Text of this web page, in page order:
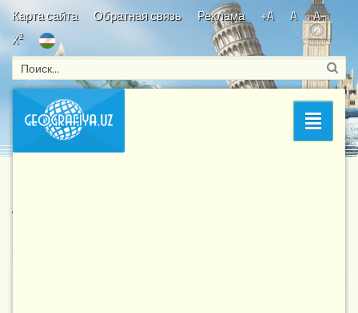
Карта сайта Обратная связь Реклама +A A
A-
X2
Bosh sahifa/Yangi davr tadqiqotlari / Muhabbat Tillaboyeva
Tillaboeva Muhabbat